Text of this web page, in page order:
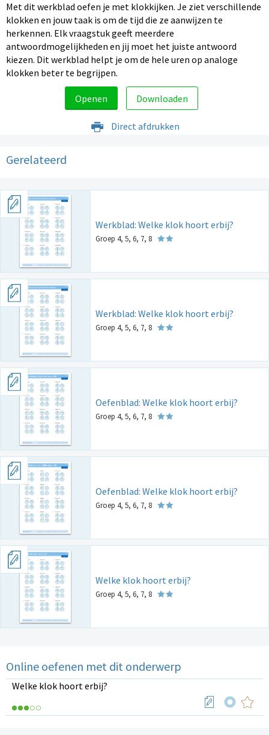
Met dit werkblad oefen je met klokkijken. Je ziet verschillende
klokken en jouw taak is om de tijd die ze aanwijzen te
herkennen. Elk vraagstuk geeft meerdere
antwoordmogelijkheden en jij moet het juiste antwoord
kiezen. Dit werkblad helpt je om de hele uren op analoge
klokken beter te begrijpen.
Openen Downloaden
Direct afdrukken
Gerelateerd
Werkblad: Welke klok hoort erbij?
Groep 4, 5, 6, 7, 8
Werkblad: Welke klok hoort erbij?
Groep 4, 5, 6, 7, 8
Oefenblad: Welke klok hoort erbij?
Groep 4, 5, 6, 7, 8
Oefenblad: Welke klok hoort erbij?
Groep 4, 5, 6, 7, 8
Welke klok hoort erbij?
Groep 4, 5, 6, 7, 8
Online oefenen met dit onderwerp
Welke klok hoort erbij?